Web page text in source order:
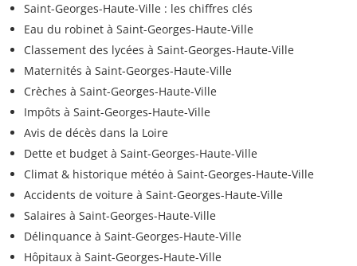
Saint-Georges-Haute-Ville : les chiffres clés
Eau du robinet à Saint-Georges-Haute-Ville
Classement des lycées à Saint-Georges-Haute-Ville
Maternités à Saint-Georges-Haute-Ville
Crèches à Saint-Georges-Haute-Ville
Impôts à Saint-Georges-Haute-Ville
Avis de décès dans la Loire
Dette et budget à Saint-Georges-Haute-Ville
Climat & historique météo à Saint-Georges-Haute-Ville
Accidents de voiture à Saint-Georges-Haute-Ville
Salaires à Saint-Georges-Haute-Ville
Délinquance à Saint-Georges-Haute-Ville
Hôpitaux à Saint-Georges-Haute-Ville